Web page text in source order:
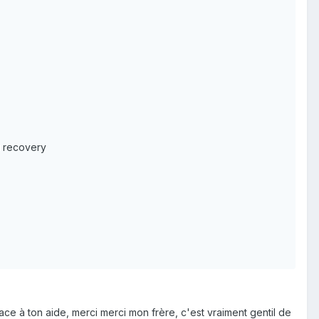
recovery
à ton aide, merci merci mon frère, c'est vraiment gentil de